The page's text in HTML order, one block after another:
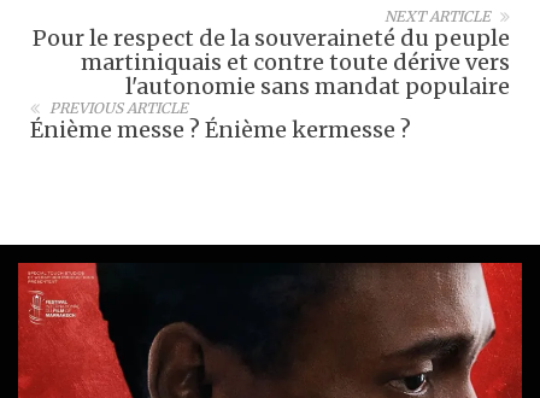
NEXT ARTICLE
Pour le respect de la souveraineté du peuple
martiniquais et contre toute dérive vers
l'autonomie sans mandat populaire
PREVIOUS ARTICLE
Énième messe ? Énième kermesse ?